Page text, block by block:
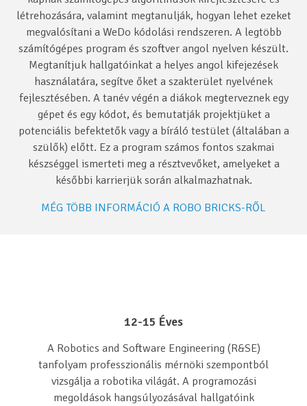
létrehozására, valamint megtanulják, hogyan lehet ezeket
megvalósítani a WeDo kódolási rendszeren. A legtöbb
számítógépes program és szoftver angol nyelven készült.
Megtanítjuk hallgatóinkat a helyes angol kifejezések
használatára, segítve őket a szakterület nyelvének
fejlesztésében. A tanév végén a diákok megterveznek egy
gépet és egy kódot, és bemutatják projektjüket a
potenciális befektetők vagy a bíráló testület (általában a
szülők) előtt. Ez a program számos fontos szakmai
készséggel ismerteti meg a résztvevőket, amelyeket a
későbbi karrierjük során alkalmazhatnak.
MÉG TÖBB INFORMÁCIÓ A ROBO BRICKS-RŐL
12-15 Éves
A Robotics and Software Engineering (R&SE)
tanfolyam professzionális mérnöki szempontból
vizsgálja a robotika világát. A programozási
megoldások hangsúlyozásával hallgatóink